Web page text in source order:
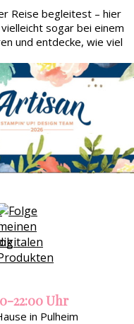
Reise begleitest – hier
sogar bei einem
und entdecke, wie viel
22:00 Uhr
in Pulheim